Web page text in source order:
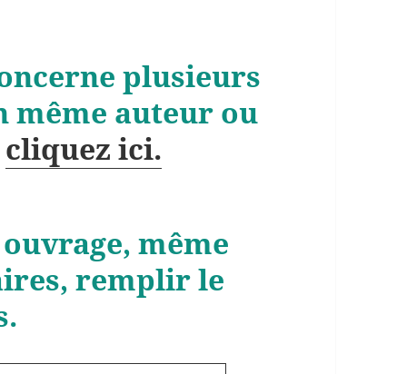
plusieurs
même auteur ou
cliquez ici.
même
remplir le